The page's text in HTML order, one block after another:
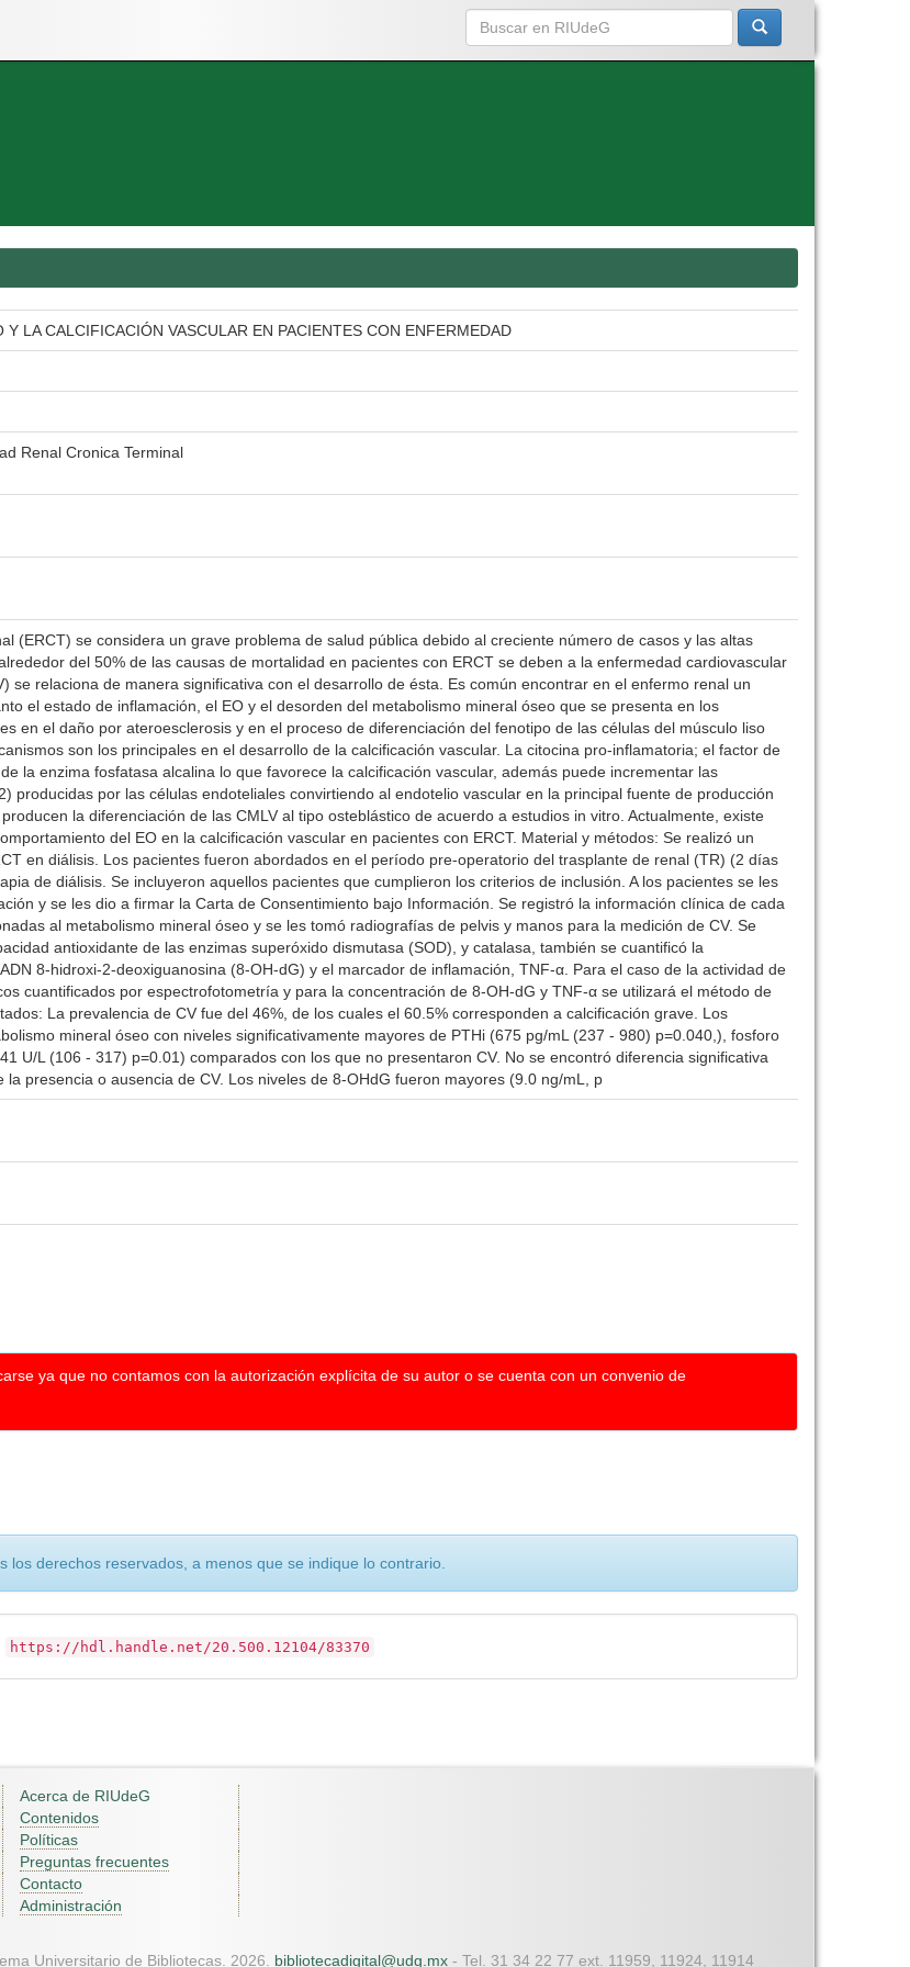
LA CALCIFICACIÓN VASCULAR EN PACIENTES CON ENFERMEDAD
Renal Cronica Terminal
(ERCT) se considera un grave problema de salud pública debido al creciente número de casos y las altas
del 50% de las causas de mortalidad en pacientes con ERCT se deben a la enfermedad cardiovascular
se relaciona de manera significativa con el desarrollo de ésta. Es común encontrar en el enfermo renal un
el estado de inflamación, el EO y el desorden del metabolismo mineral óseo que se presenta en los
en el daño por ateroesclerosis y en el proceso de diferenciación del fenotipo de las células del músculo liso
son los principales en el desarrollo de la calcificación vascular. La citocina pro-inflamatoria; el factor de
la enzima fosfatasa alcalina lo que favorece la calcificación vascular, además puede incrementar las
producidas por las células endoteliales convirtiendo al endotelio vascular en la principal fuente de producción
la diferenciación de las CMLV al tipo osteblástico de acuerdo a estudios in vitro. Actualmente, existe
del EO en la calcificación vascular en pacientes con ERCT. Material y métodos: Se realizó un
en diálisis. Los pacientes fueron abordados en el período pre-operatorio del trasplante de renal (TR) (2 días
de diálisis. Se incluyeron aquellos pacientes que cumplieron los criterios de inclusión. A los pacientes se les
y se les dio a firmar la Carta de Consentimiento bajo Información. Se registró la información clínica de cada
al metabolismo mineral óseo y se les tomó radiografías de pelvis y manos para la medición de CV. Se
antioxidante de las enzimas superóxido dismutasa (SOD), y catalasa, también se cuantificó la
8-hidroxi-2-deoxiguanosina (8-OH-dG) y el marcador de inflamación, TNF-α. Para el caso de la actividad de
cuantificados por espectrofotometría y para la concentración de 8-OH-dG y TNF-α se utilizará el método de
La prevalencia de CV fue del 46%, de los cuales el 60.5% corresponden a calcificación grave. Los
mineral óseo con niveles significativamente mayores de PTHi (675 pg/mL (237 - 980) p=0.040,), fosforo
U/L (106 - 317) p=0.01) comparados con los que no presentaron CV. No se encontró diferencia significativa
presencia o ausencia de CV. Los niveles de 8-OHdG fueron mayores (9.0 ng/mL, p
ya que no contamos con la autorización explícita de su autor o se cuenta con un convenio de
derechos reservados, a menos que se indique lo contrario.
https://hdl.handle.net/20.500.12104/83370
Acerca de RIUdeG
Contenidos
Políticas
Preguntas frecuentes
Contacto
Administración
Universitario de Bibliotecas. 2026. bibliotecadigital@udg.mx - Tel. 31 34 22 77 ext. 11959, 11924, 11914